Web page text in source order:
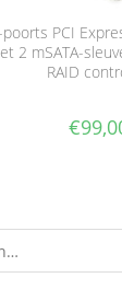
PCI
2 mSATA-
RAID
€